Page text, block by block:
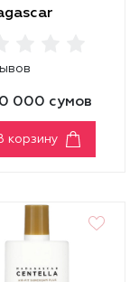
000 сумов
корзину